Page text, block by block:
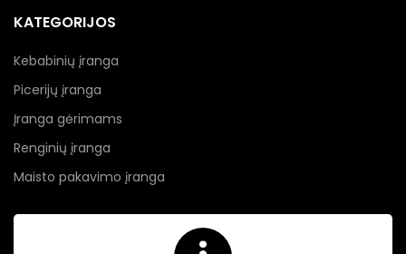
KATEGORIJOS
Kebabinių įranga
Picerijų įranga
Įranga gėrimams
Renginių įranga
Maisto pakavimo įranga